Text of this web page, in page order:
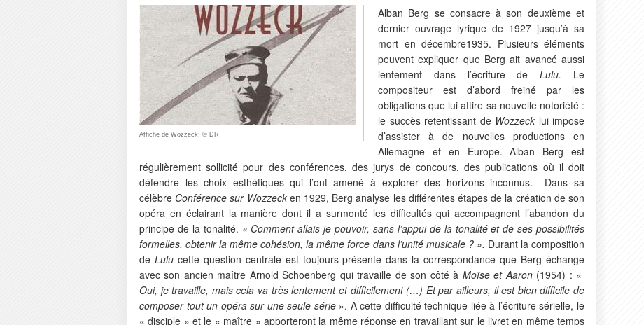
Affiche de Wozzeck; © DR
Alban Berg se consacre à son deuxième et
dernier ouvrage lyrique de 1927 jusqu’à sa
mort en décembre1935. Plusieurs éléments
peuvent expliquer que Berg ait avancé aussi
lentement dans l’écriture deLulu. Le
compositeur est d’abord freiné par les
obligations que lui attire sa nouvelle notoriété :
le succès retentissant de Wozzeck lui impose
d’assister à de nouvelles productions en
Allemagne et en Europe. Alban Berg est
régulièrement sollicité pour des conférences, des jurys de concours, des publications où il doit
défendre les choix esthétiques qui l’ont amené à explorer des horizons inconnus. Dans sa
célèbre Conférence sur Wozzeck en 1929, Berg analyse les différentes étapes de la création de son
opéra en éclairant la manière dont il a surmonté les difficultés qui accompagnent l’abandon du
principe de la tonalité. « Comment allais-je pouvoir, sans l’appui de la tonalité et de ses possibilités
formelles, obtenir la même cohésion, la même force dans l’unité musicale ? ». Durant la composition
de Lulu cette question centrale est toujours présente dans la correspondance que Berg échange
avec son ancien maître Arnold Schoenberg qui travaille de son côté à Moïse et Aaron(1954) : «
Oui, je travaille, mais cela va très lentement et difficilement (…) Et par ailleurs, il est bien difficile de
composer tout un opéra sur une seule série». A cette difficulté technique liée à l’écriture sérielle, le
« disciple » et le « maître » apporteront la même réponse en travaillant sur le livret en même temps